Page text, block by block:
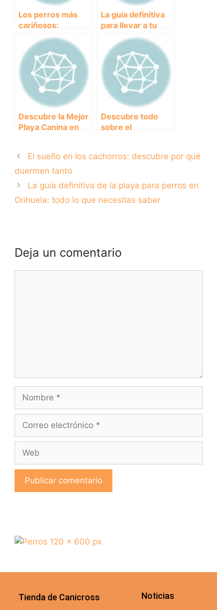
Los perros más
cariñosos:
descubre las razas
más amorosas y
afectuosas.
La guía definitiva
para llevar a tu
perro a la playa en
Torrox.
Descubre la Mejor
Playa Canina en
Peludo
Descubre todo
sobre el
corto.
El sueño en los cachorros: descubre por qué
duermen tanto
La guía definitiva de la playa para perros en
Orihuela: todo lo que necesitas saber
Deja un comentario
Tienda de Canicross Noticias